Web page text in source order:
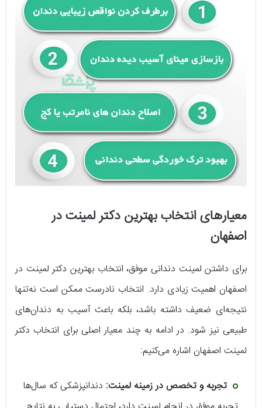
معیارهای انتخاب بهترین دکتر لمینت در
اصفهان
برای داشتن لمینت دندانی موفق، انتخاب بهترین دکتر لمینت در
اصفهان اهمیت زیادی دارد. انتخاب نادرست ممکن است نه‌تنها
نتیجه‌ای ضعیف داشته باشد، بلکه باعث آسیب به دندان‌های
طبیعی نیز شود. در ادامه به چند معیار اصلی برای انتخاب دکتر
لمینت اصفهان اشاره می‌کنیم:
تجربه و تخصص در زمینه لمینت: دندانپزشکی که سال‌ها